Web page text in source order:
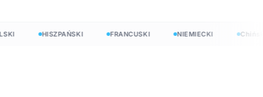
HISZPAŃSKI FRANCUSKI NIEMIECKI Chiński